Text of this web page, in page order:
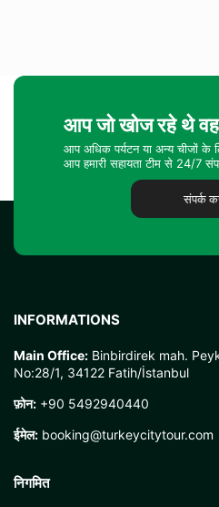
आप जो खोज रहे थे वह
आप अधिक पर्यटन या अन्य चीजों
आप हमारी सहायता टीम से 24/7
संपर्क
INFORMATIONS
Main Office: Binbirdirek mah.
No:28/1, 34122 Fatih/İstanbul
फ़ोन: +90 5492940440
ईमेल: booking@turkeycitytour.com
निगमित